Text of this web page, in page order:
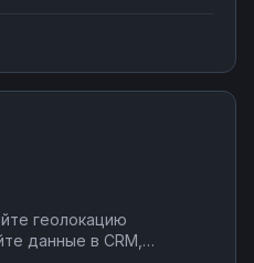
системами аналитики.
на инциденты
геолокацию
данные в CRM,